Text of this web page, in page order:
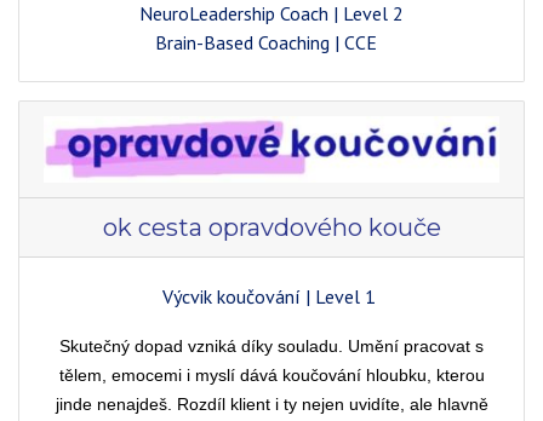
NeuroLeadership Coach | Level 2
Brain-Based Coaching | CCE
ok cesta opravdového kouče
Výcvik koučování | Level 1
Skutečný dopad vzniká díky souladu. Umění pracovat s
tělem, emocemi i myslí dává koučování hloubku, kterou
jinde nenajdeš. Rozdíl klient i ty nejen uvidíte, ale hlavně